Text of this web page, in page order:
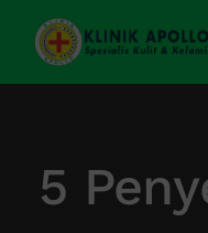
Skip
content
Layanan Kami
5